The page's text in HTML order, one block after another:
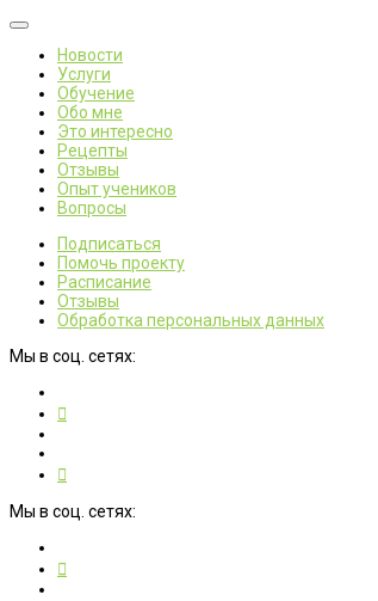
Новости
Услуги
Обучение
Обо мне
Это интересно
Рецепты
Отзывы
Опыт учеников
Вопросы
Подписаться
Помочь проекту
Расписание
Отзывы
Обработка персональных данных
Мы в соц. сетях:
Мы в соц. сетях: